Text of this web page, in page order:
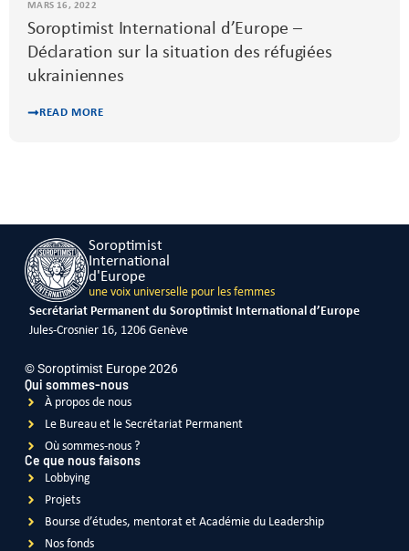
MARS 16, 2022
Soroptimist International d’Europe –
Déclaration sur la situation des réfugiées
ukrainiennes
READ MORE
Soroptimist
International
d'Europe
une voix universelle pour les femmes
Secrétariat Permanent du Soroptimist International d’Europe
Jules-Crosnier 16, 1206 Genève
© Soroptimist Europe 2026
Qui sommes-nous
À propos de nous
Le Bureau et le Secrétariat Permanent
Où sommes-nous ?
Ce que nous faisons
Lobbying
Projets
Bourse d’études, mentorat et Académie du Leadership
Nos fonds